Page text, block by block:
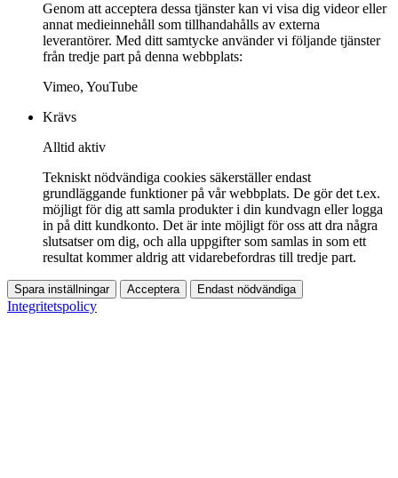
Genom att acceptera dessa tjänster kan vi visa dig videor eller
annat medieinnehåll som tillhandahålls av externa
leverantörer. Med ditt samtycke använder vi följande tjänster
från tredje part på denna webbplats:
Vimeo, YouTube
Krävs
Alltid aktiv
Tekniskt nödvändiga cookies säkerställer endast
grundläggande funktioner på vår webbplats. De gör det t.ex.
möjligt för dig att samla produkter i din kundvagn eller logga
in på ditt kundkonto. Det är inte möjligt för oss att dra några
slutsatser om dig, och alla uppgifter som samlas in som ett
resultat kommer aldrig att vidarebefordras till tredje part.
Spara inställningar Acceptera Endast nödvändiga
Integritetspolicy